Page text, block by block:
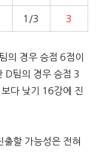
1/3 3
의 경우 승점 6점이
D팀의 경우 승점 3
다 낮기 16강에 진
할 가능성은 전혀